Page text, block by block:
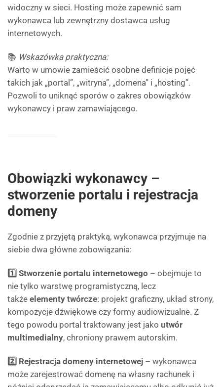
widoczny w sieci. Hosting może zapewnić sam
wykonawca lub zewnętrzny dostawca usług
internetowych.
📚 Wskazówka praktyczna:
Warto w umowie zamieścić osobne definicje pojęć
takich jak „portal”, „witryna”, „domena” i „hosting”.
Pozwoli to uniknąć sporów o zakres obowiązków
wykonawcy i praw zamawiającego.
Obowiązki wykonawcy –
stworzenie portalu i rejestracja
domeny
Zgodnie z przyjętą praktyką, wykonawca przyjmuje na
siebie dwa główne zobowiązania:
1️⃣ Stworzenie portalu internetowego – obejmuje to
nie tylko warstwę programistyczną, lecz
także elementy twórcze: projekt graficzny, układ strony,
kompozycje dźwiękowe czy formy audiowizualne. Z
tego powodu portal traktowany jest jako utwór
multimedialny, chroniony prawem autorskim.
2️⃣ Rejestracja domeny internetowej – wykonawca
może zarejestrować domenę na własny rachunek i